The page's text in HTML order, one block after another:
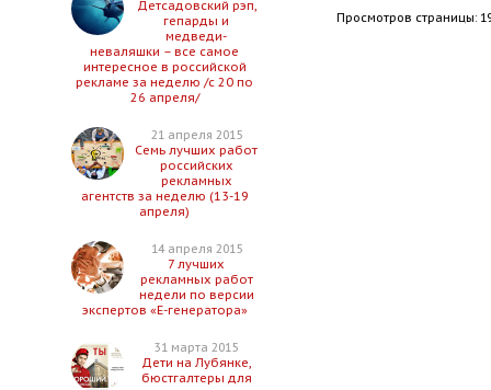
Детсадовский рэп,
гепарды и
медведи-
неваляшки – все самое
интересное в российской
рекламе за неделю /с 20 по
26 апреля/
21 апреля 2015
Семь лучших работ
российских
рекламных
агентств за неделю (13-19
апреля)
14 апреля 2015
7 лучших
рекламных работ
недели по версии
экспертов «Е-генератора»
31 марта 2015
Дети на Лубянке,
бюстгалтеры для
Просмотров страницы: